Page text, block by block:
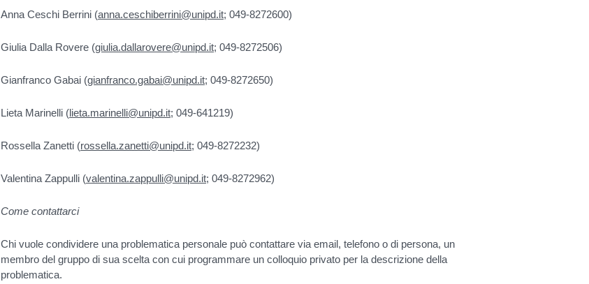
Anna Ceschi Berrini (anna.ceschiberrini@unipd.it; 049-8272600)
Giulia Dalla Rovere (giulia.dallarovere@unipd.it; 049-8272506)
Gianfranco Gabai (gianfranco.gabai@unipd.it; 049-8272650)
Lieta Marinelli (lieta.marinelli@unipd.it; 049-641219)
Rossella Zanetti (rossella.zanetti@unipd.it; 049-8272232)
Valentina Zappulli (valentina.zappulli@unipd.it; 049-8272962)
Come contattarci
Chi vuole condividere una problematica personale può contattare via email, telefono o di persona, un
membro del gruppo di sua scelta con cui programmare un colloquio privato per la descrizione della
problematica.